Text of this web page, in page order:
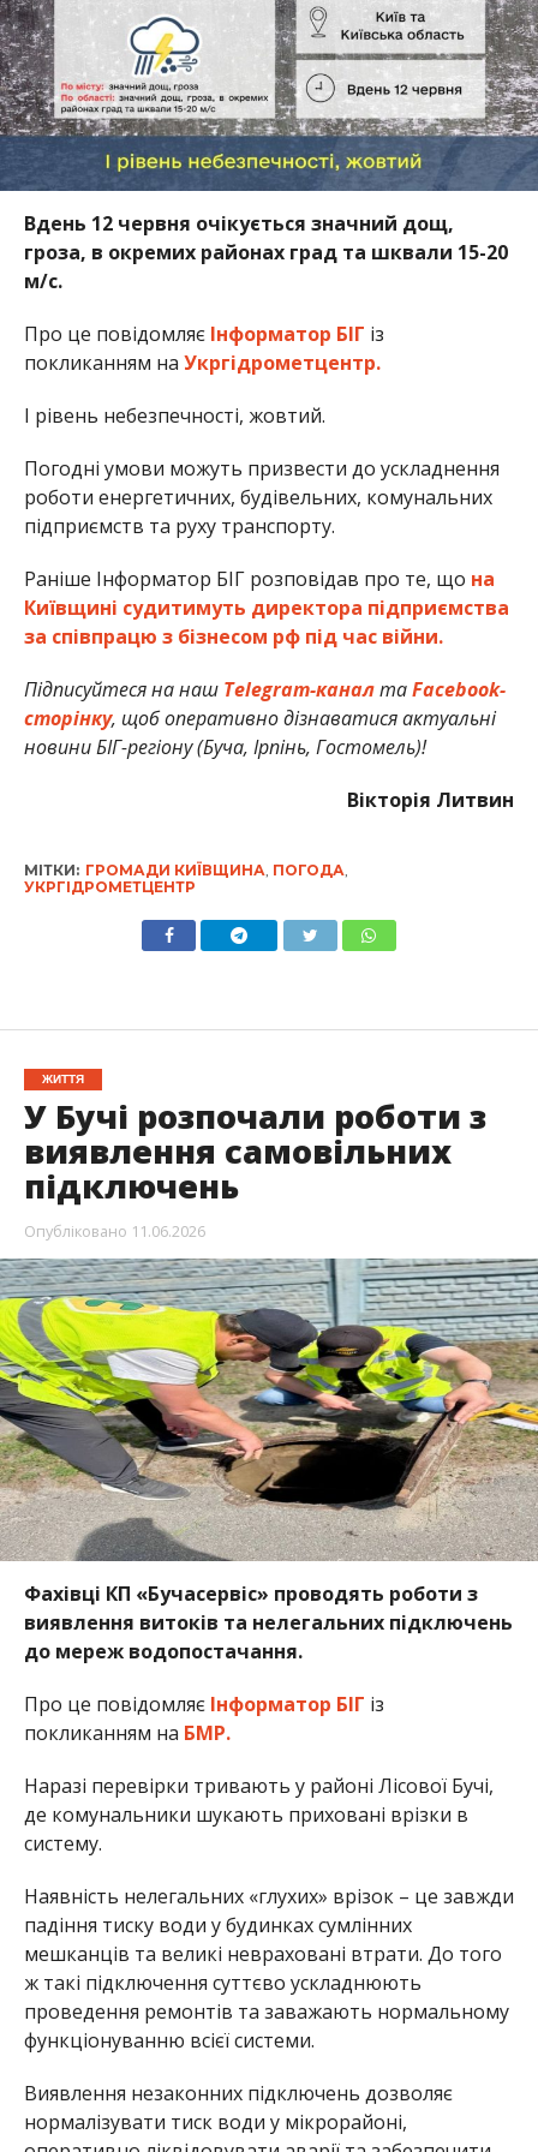
Вдень 12 червня очікується значний дощ,
гроза, в окремих районах град та шквали 15-20
м/с.
Про це повідомляє Інформатор БІГ із
покликанням на Укргідрометцентр.
І рівень небезпечності, жовтий.
Погодні умови можуть призвести до ускладнення
роботи енергетичних, будівельних, комунальних
підприємств та руху транспорту.
Раніше Інформатор БІГ розповідав про те, що на
Київщині судитимуть директора підприємства
за співпрацю з бізнесом рф під час війни.
Підписуйтеся на наш Telegram-каналтаFacebook-
сторінку, щоб оперативно дізнаватися актуальні
новини БІГ-регіону (Буча, Ірпінь, Гостомель)!
Вікторія Литвин
МІТКИ: ГРОМАДИ КИЇВЩИНА, ПОГОДА,
УКРГІДРОМЕТЦЕНТР
ЖИТТЯ
У Бучі розпочали роботи з
виявлення самовільних
підключень
Опубліковано 11.06.2026
Фахівці КП «Бучасервіс» проводять роботи з
виявлення витоків та нелегальних підключень
до мереж водопостачання.
Про це повідомляє Інформатор БІГ із
покликанням на БМР.
Наразі перевірки тривають у районі Лісової Бучі,
де комунальники шукають приховані врізки в
систему.
Наявність нелегальних «глухих» врізок – це завжди
падіння тиску води у будинках сумлінних
мешканців та великі невраховані втрати. До того
ж такі підключення суттєво ускладнюють
проведення ремонтів та заважають нормальному
функціонуванню всієї системи.
Виявлення незаконних підключень дозволяє
нормалізувати тиск води у мікрорайоні,